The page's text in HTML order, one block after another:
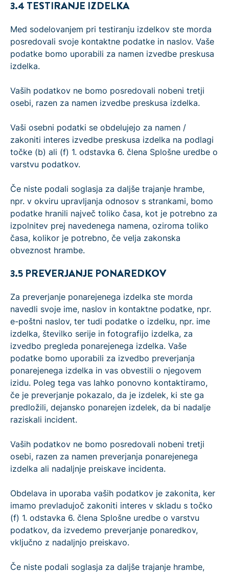
3.4 TESTIRANJE IZDELKA
Med sodelovanjem pri testiranju izdelkov ste morda
posredovali svoje kontaktne podatke in naslov. Vaše
podatke bomo uporabili za namen izvedbe preskusa
izdelka.
Vaših podatkov ne bomo posredovali nobeni tretji
osebi, razen za namen izvedbe preskusa izdelka.
Vaši osebni podatki se obdelujejo za namen /
zakoniti interes izvedbe preskusa izdelka na podlagi
točke (b) ali (f) 1. odstavka 6. člena Splošne uredbe o
varstvu podatkov.
Če niste podali soglasja za daljše trajanje hrambe,
npr. v okviru upravljanja odnosov s strankami, bomo
podatke hranili največ toliko časa, kot je potrebno za
izpolnitev prej navedenega namena, oziroma toliko
časa, kolikor je potrebno, če velja zakonska
obveznost hrambe.
3.5 PREVERJANJE PONAREDKOV
Za preverjanje ponarejenega izdelka ste morda
navedli svoje ime, naslov in kontaktne podatke, npr.
e-poštni naslov, ter tudi podatke o izdelku, npr. ime
izdelka, številko serije in fotografijo izdelka, za
izvedbo pregleda ponarejenega izdelka. Vaše
podatke bomo uporabili za izvedbo preverjanja
ponarejenega izdelka in vas obvestili o njegovem
izidu. Poleg tega vas lahko ponovno kontaktiramo,
če je preverjanje pokazalo, da je izdelek, ki ste ga
predložili, dejansko ponarejen izdelek, da bi nadalje
raziskali incident.
Vaših podatkov ne bomo posredovali nobeni tretji
osebi, razen za namen preverjanja ponarejenega
izdelka ali nadaljnje preiskave incidenta.
Obdelava in uporaba vaših podatkov je zakonita, ker
imamo prevladujoč zakoniti interes v skladu s točko
(f) 1. odstavka 6. člena Splošne uredbe o varstvu
podatkov, da izvedemo preverjanje ponaredkov,
vključno z nadaljnjo preiskavo.
Če niste podali soglasja za daljše trajanje hrambe,